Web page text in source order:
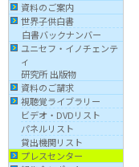
資料のご案内
世界子供白書
白書バックナンバー
ユニセフ・イノチェンテ
ィ
研究所 出版物
資料のご請求
視聴覚ライブラリー
ビデオ・DVDリスト
パネルリスト
貸出機関リスト
プレスセンター